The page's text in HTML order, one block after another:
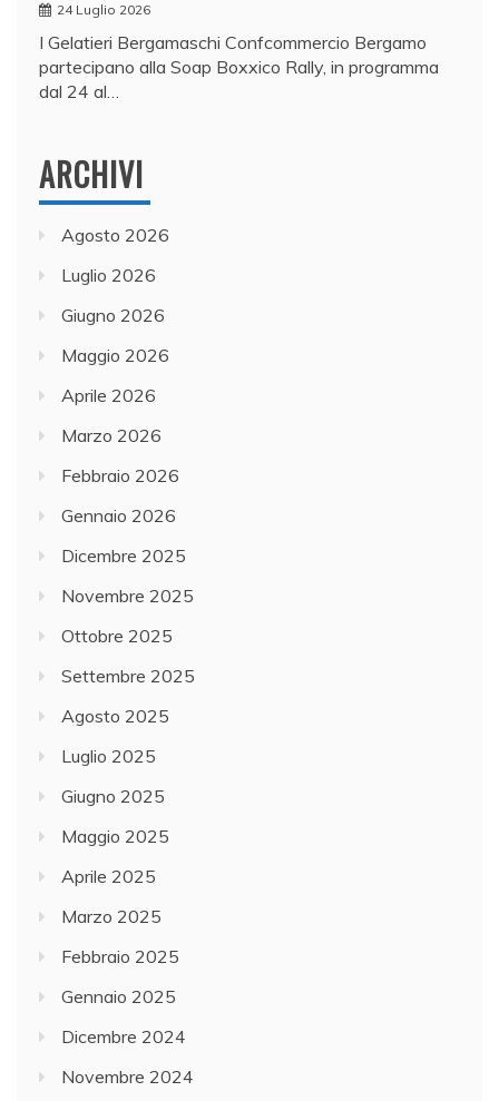
24 Luglio 2026
I Gelatieri Bergamaschi Confcommercio Bergamo
partecipano alla Soap Boxxico Rally, in programma
dal 24 al…
ARCHIVI
Agosto 2026
Luglio 2026
Giugno 2026
Maggio 2026
Aprile 2026
Marzo 2026
Febbraio 2026
Gennaio 2026
Dicembre 2025
Novembre 2025
Ottobre 2025
Settembre 2025
Agosto 2025
Luglio 2025
Giugno 2025
Maggio 2025
Aprile 2025
Marzo 2025
Febbraio 2025
Gennaio 2025
Dicembre 2024
Novembre 2024